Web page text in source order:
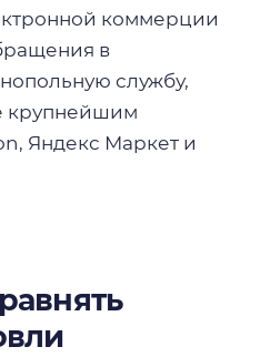
коммерции
в
службу,
крупнейшим
Яндекс Маркет и